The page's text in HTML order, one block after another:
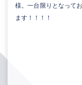
様。一台限りとなって
ます！！！！